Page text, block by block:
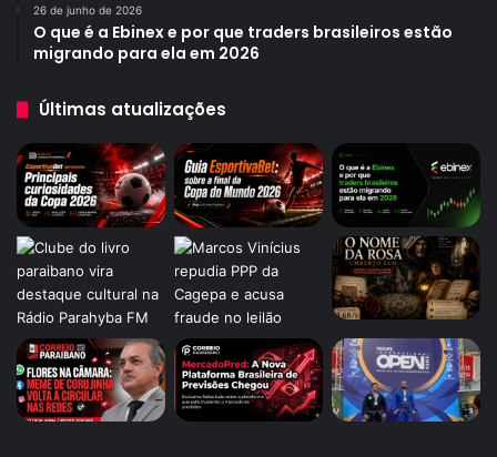
26 de junho de 2026
O que é a Ebinex e por que traders brasileiros estão
migrando para ela em 2026
Últimas atualizações